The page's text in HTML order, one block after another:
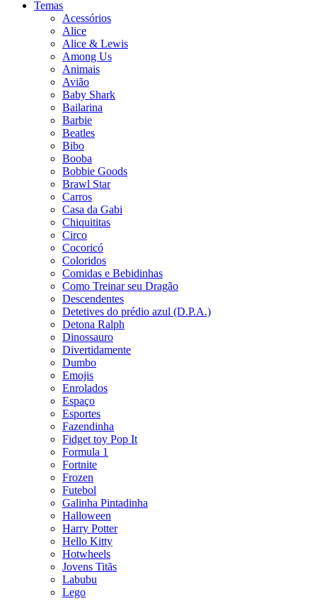
Temas
Acessórios
Alice
Alice & Lewis
Among Us
Animais
Avião
Baby Shark
Bailarina
Barbie
Beatles
Bibo
Booba
Bobbie Goods
Brawl Star
Carros
Casa da Gabi
Chiquititas
Circo
Cocoricó
Coloridos
Comidas e Bebidinhas
Como Treinar seu Dragão
Descendentes
Detetives do prédio azul (D.P.A.)
Detona Ralph
Dinossauro
Divertidamente
Dumbo
Emojis
Enrolados
Espaço
Esportes
Fazendinha
Fidget toy Pop It
Formula 1
Fortnite
Frozen
Futebol
Galinha Pintadinha
Halloween
Harry Potter
Hello Kitty
Hotwheels
Jovens Titãs
Labubu
Lego